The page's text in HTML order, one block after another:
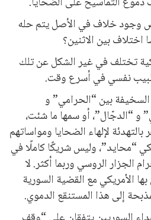
وجود خلاف في الأصل يتم حله
اختلاف بين الاثنين؟
تختلف في غير الشكل عن تلك
طبيب نفسي في أسرع وقت.
بين “الحرامي” و
و “الدجّال”، أو سمها ما شئت،
ﻹلهاء الضحايا ومواساتهم
“محايد”، وليس شريكًا كاملًا في
الجزار الروسي وربما أكثر. لا
اﻷمريكي مع القضية السورية
إلى هذا المستنقع الدموي.